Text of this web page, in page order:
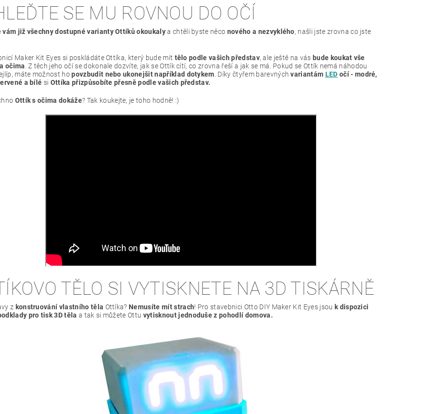
SE MU ROVNOU DO OČÍ
vám již všechny dostupné varianty Ottíků okoukalya chtěli byste něco nového a nezvyklého, našli jste zrovna co jste
Maker Kit Eyes si poskládáte Ottíka, který bude mít tělo podle vašich představ, ale ještě na vás bude koukat vše
očima . Z těch jeho očí se dokonale dozvíte, jak se Ottík cítí, co zrovna řeší a jak se má. Pokud se Ottík nemá náhodou
máte možnost hopovzbudit nebo ukonejšit například dotykem . Díky čtyřem barevnýchvariantám LED očí - modré,
a bílé si Ottíka přizpůsobíte přesně podle vašich představ.
Ottík s očima dokáže? Tak koukejte, je toho hodně! :)
TĚLO SI VYTISKNETE NA 3D TISKÁRNĚ
z konstruování vlastního těla Ottíka? Nemusíte mít strach! Pro stavebnici Otto DIY Maker Kit Eyes jsou k dispozici
pro tisk 3D těla a tak si můžete Ottu vytisknout jednoduše z pohodlí domova.